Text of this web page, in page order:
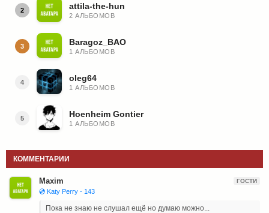
2 attila-the-hun
2 АЛЬБОМОВ
3 Baragoz_BAO
1 АЛЬБОМОВ
4 oleg64
1 АЛЬБОМОВ
5 Hoenheim Gontier
1 АЛЬБОМОВ
КОММЕНТАРИИ
Maxim ГОСТИ
💿 Katy Perry - 143
Пока не знаю не слушал ещё но думаю можно...